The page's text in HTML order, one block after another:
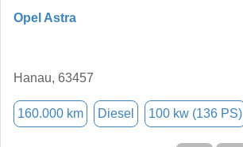
Opel Astra
Hanau, 63457
160.000 km Diesel 100 kw (136 PS)